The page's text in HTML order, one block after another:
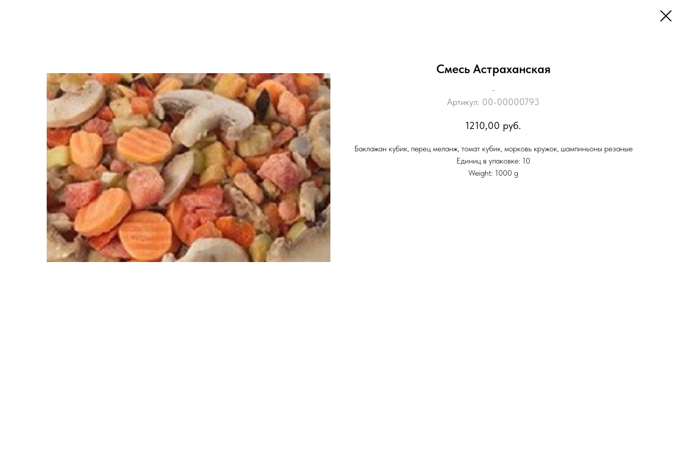
Смесь Астраханская
Артикул: 00-00000793
1210,00 руб.
Баклажан кубик, перец меланж, томат кубик, морковь кружок, шампиньоны резаные
Единиц в упаковке: 10
Weight: 1000 g